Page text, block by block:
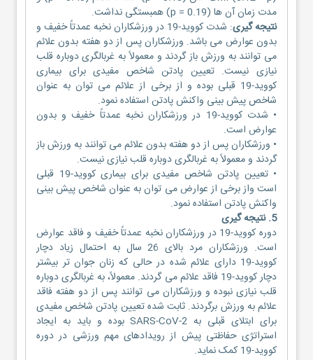
مدت زمان آن ها (0.19 = p) همبستگی نداشت.
نتیجه گیری
: شدت کووید-19 در ورزشکاران نخبه عمدتاً خفیف و
بدون عوارض می باشد. ورزشکاران پس از دو هفته بدون علائم
می توانند به ورزش باز گردند و معمولاً به غربالگری دوباره قلب
نیازی نیست. تعیین پادتن شاخص مفیدی برای بیماری
کووید-19 قبلی بوده و از برخی از علائم می توان به عنوان
شاخص پیش بینی واکنش پادتن استفاده نمود.
• شدت کووید-19 در ورزشکاران نخبه عمدتاً خفیف و بدون
عوارض است.
• ورزشکاران پس از دو هفته بدون علائم می توانند به ورزش باز
گردند و معمولاً به غربالگری دوباره قلب نیازی نیست.
• تعیین پادتن شاخص مفیدی برای بیماری کووید-19 قبلی
است واز برخی از عوارض می توان به عنوان شاخص پیش بینی
واکنش پادتن استفاده نمود.
5. نتیجه گیری
دوره کووید-19 در ورزشکاران نخبه عمدتاً خفیف و فاقد عوارض
است. ورزشکاران مرد بالای 26 سال به احتمال زیاد دچار
کووید-19 دارای علائم شده در حالی که زنان جوان تر بیشتر
دچار کووید-19 فاقد علائم می گردند. معمولاً، به غربالگری دوباره
قلب نیازی نبوده و ورزشکاران می توانند پس از دو هفته فاقد
علائم به ورزش برگردند. ثابت شده تعیین پادتن شاخص مفیدی
برای ابتلای قبلی به SARS-CoV-2 بوده و باید به ایجاد
استراتژی حفاظتی پیش از رویدادهای مهم ورزشی در دوره
کووید-19 کمک نماید.